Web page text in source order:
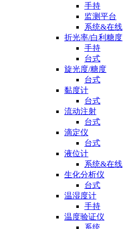
手持
监测平台
系统&在线
折光率/白利糖度
手持
台式
旋光度/糖度
台式
黏度计
台式
流动注射
台式
滴定仪
台式
液位计
系统&在线
生化分析仪
台式
温湿度计
手持
温度验证仪
系统